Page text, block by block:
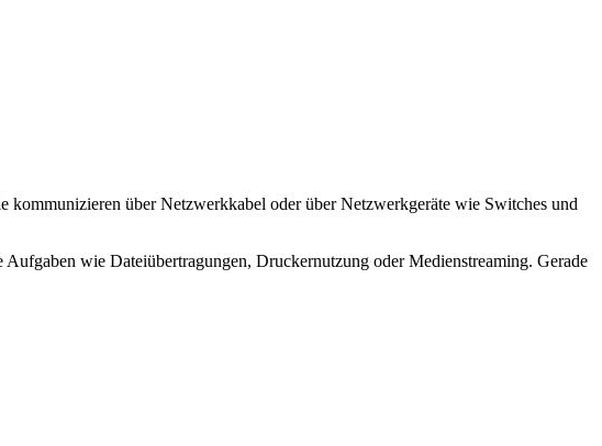
über Netzwerkkabel oder über Netzwerkgeräte wie Switches und
wie Dateiübertragungen, Druckernutzung oder Medienstreaming. Gerade